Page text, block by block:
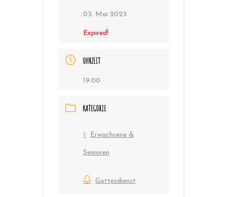
03. Mai 2023
Expired!
UHRZEIT
19:00
KATEGORIE
Erwachsene &
Senioren
Gottesdienst